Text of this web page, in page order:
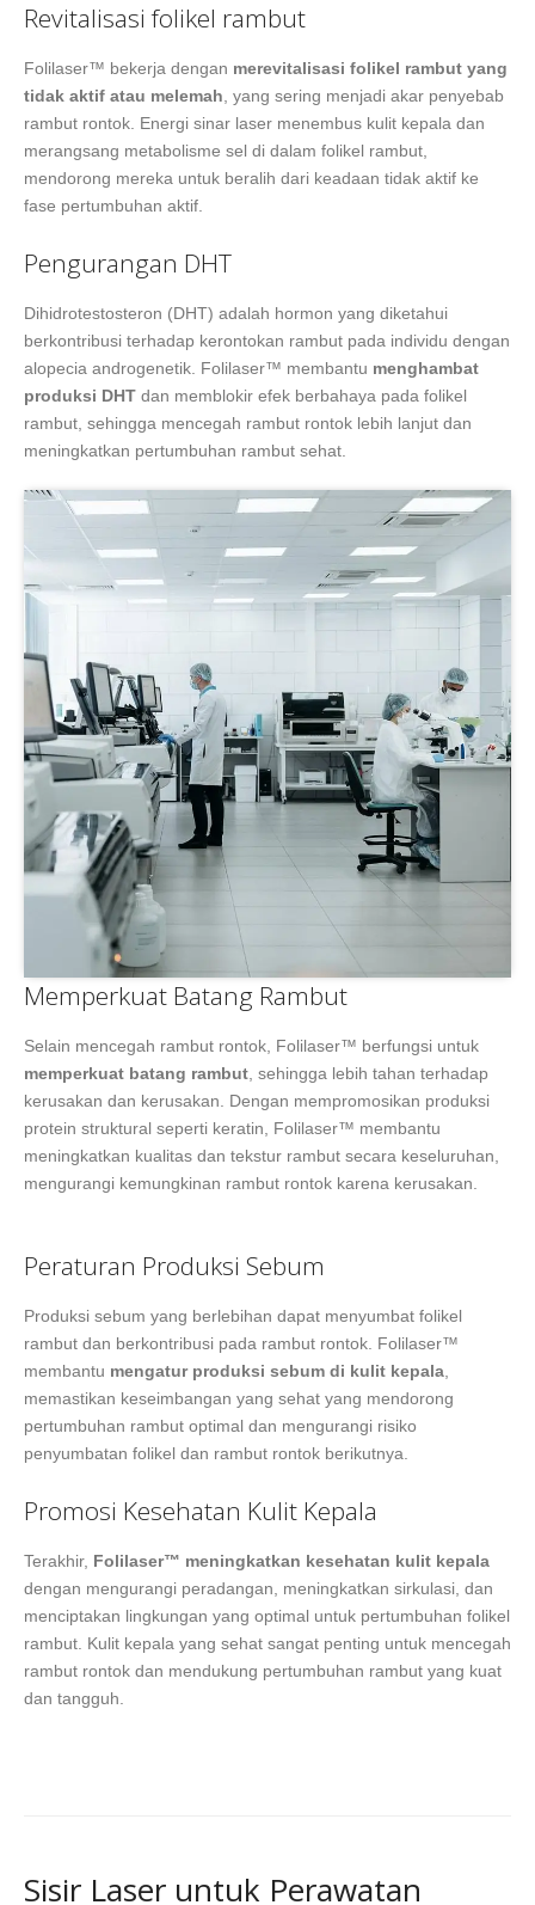
Revitalisasi folikel rambut
Folilaser™ bekerja dengan merevitalisasi folikel rambut yang
tidak aktif atau melemah, yang sering menjadi akar penyebab
rambut rontok. Energi sinar laser menembus kulit kepala dan
merangsang metabolisme sel di dalam folikel rambut,
mendorong mereka untuk beralih dari keadaan tidak aktif ke
fase pertumbuhan aktif.
Pengurangan DHT
Dihidrotestosteron (DHT) adalah hormon yang diketahui
berkontribusi terhadap kerontokan rambut pada individu dengan
alopecia androgenetik. Folilaser™ membantu menghambat
produksi DHT dan memblokir efek berbahaya pada folikel
rambut, sehingga mencegah rambut rontok lebih lanjut dan
meningkatkan pertumbuhan rambut sehat.
Memperkuat Batang Rambut
Selain mencegah rambut rontok, Folilaser™ berfungsi untuk
memperkuat batang rambut , sehingga lebih tahan terhadap
kerusakan dan kerusakan. Dengan mempromosikan produksi
protein struktural seperti keratin, Folilaser™ membantu
meningkatkan kualitas dan tekstur rambut secara keseluruhan,
mengurangi kemungkinan rambut rontok karena kerusakan.
Peraturan Produksi Sebum
Produksi sebum yang berlebihan dapat menyumbat folikel
rambut dan berkontribusi pada rambut rontok. Folilaser™
membantu mengatur produksi sebum di kulit kepala
memastikan keseimbangan yang sehat yang mendorong
pertumbuhan rambut optimal dan mengurangi risiko
penyumbatan folikel dan rambut rontok berikutnya.
Promosi Kesehatan Kulit Kepala
Terakhir, Folilaser™ meningkatkan kesehatan kulit kepala
dengan mengurangi peradangan, meningkatkan sirkulasi, dan
menciptakan lingkungan yang optimal untuk pertumbuhan folikel
rambut. Kulit kepala yang sehat sangat penting untuk mencegah
rambut rontok dan mendukung pertumbuhan rambut yang kuat
dan tangguh.
Sisir Laser untuk Perawatan